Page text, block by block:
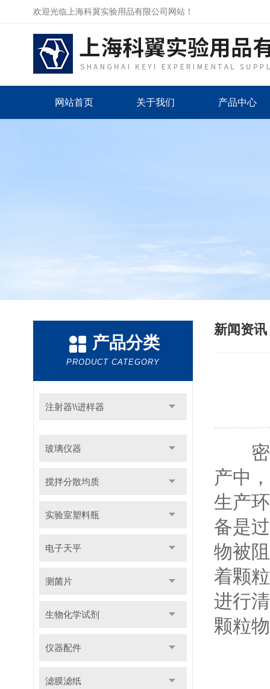
欢迎光临上海科翼实验用品有限公司网站！
网站首页 关于我们 产品中心
产品分类
PRODUCT CATEGORY
注射器\\进样器
玻璃仪器
搅拌分散均质
实验室塑料瓶
电子天平
测菌片
生物化学试剂
仪器配件
滤膜滤纸
新闻资讯
密理
产中
生产
备是
物被
着颗
进行
颗粒